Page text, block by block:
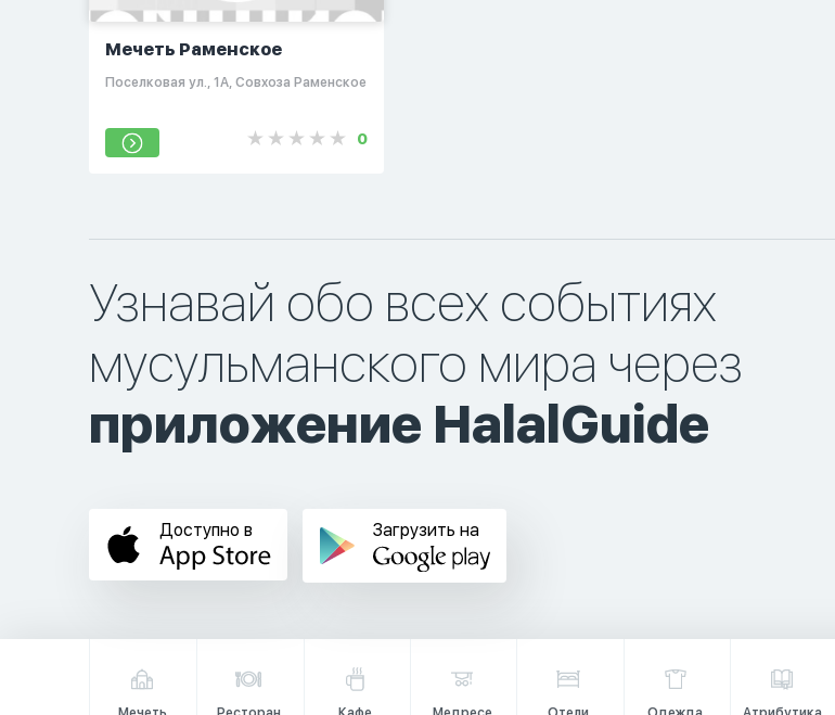
Мечеть Раменское
Поселковая ул., 1А, Совхоза Раменское
0
Узнавай обо всех событиях
мусульманского мира через
приложение HalalGuide
Доступно в Загрузить на